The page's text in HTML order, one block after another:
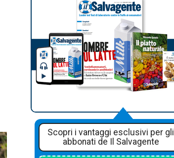
Scopri i vantaggi esclusivi per gli
abbonati de Il Salvagente